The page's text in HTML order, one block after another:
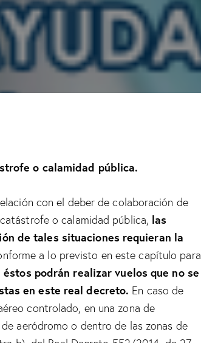
o calamidad pública.
con el deber de colaboración de
o calamidad pública, las
de tales situaciones requieran la
a lo previsto en este capítulo para
éstos podrán realizar vuelos que no se
en este real decreto. En caso de
controlado, en una zona de
aeródromo o dentro de las zonas de